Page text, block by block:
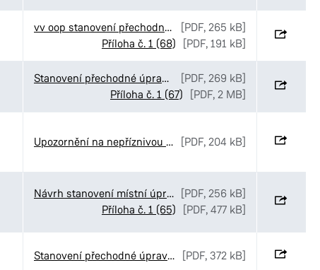
vv oop stanovení přechodné úpravy Reg.agr.kom. Pernštýnské nám (1)
[PDF, 265 kB]
Příloha č. 1 (68)
[PDF, 191 kB]
Stanovení přechodné úpravy provozu v ulici Na Ležánkách v Pardubicích
[PDF, 269 kB]
Příloha č. 1 (67)
[PDF, 2 MB]
Upozornění na nepříznivou hydrologickou situaci a výzva k šetření vodou (1) [PDF, 204 kB]
Návrh stanovení místní úpravy provozu v ulici nábřeží Závodu míru v Pardubicích [PDF, 256 kB]
Příloha č. 1 (65)
[PDF, 477 kB]
Stanovení přechodné úpravy provou v ulici Palackého třída v Pardubicích (1) [PDF, 372 kB]